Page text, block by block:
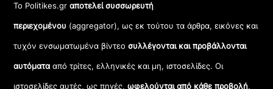
Το Politikes.grαποτελεί συσσωρευτή
περιεχομένου (aggregator), ως εκ τούτου τα άρθρα, εικόνες και
τυχόν ενσωματωμένα βίντεοσυλλέγονται και προβάλλονται
αυτόματααπό τρίτες, ελληνικές και μη, ιστοσελίδες. Οι
ιστοσελίδες αυτές, ως πηγές,ωφελούνται από κάθε προβολή,